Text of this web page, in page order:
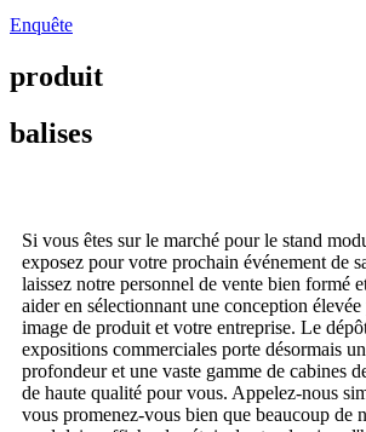
Enquête
produit
balises
Si vous êtes sur le marché pour le stand
exposez pour votre prochain événement de
laissez notre personnel de vente bien formé
aider en sélectionnant une conception
image de produit et votre entreprise. Le
expositions commerciales porte désormais
profondeur et une vaste gamme de cabines
de haute qualité pour vous. Appelez-nous
vous promenez-vous bien que beaucoup de